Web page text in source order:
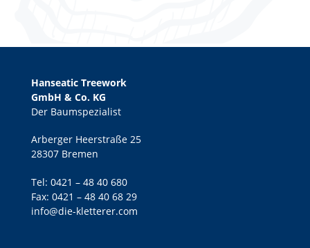
Hanseatic Treework
GmbH & Co. KG
Der Baumspezialist
Arberger Heerstraße 25
28307 Bremen
Tel: 0421 – 48 40 680
Fax: 0421 – 48 40 68 29
info@die-kletterer.com